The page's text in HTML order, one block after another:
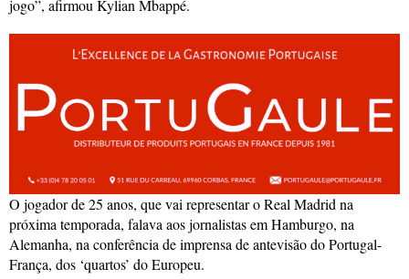
jogo”, afirmou Kylian Mbappé.
O jogador de 25 anos, que vai representar o Real Madrid na
próxima temporada, falava aos jornalistas em Hamburgo, na
Alemanha, na conferência de imprensa de antevisão do Portugal-
França, dos ‘quartos’ do Europeu.